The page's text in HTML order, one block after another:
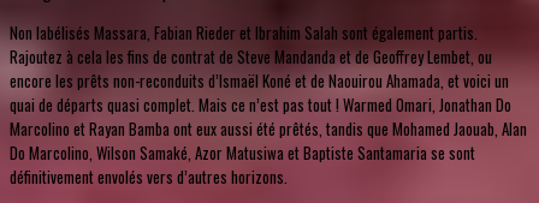
Non labélisés Massara, Fabian Rieder et Ibrahim Salah sont également partis.
Rajoutez à cela les fins de contrat de Steve Mandanda et de Geoffrey Lembet, ou
encore les prêts non-reconduits d’Ismaël Koné et de Naouirou Ahamada, et voici un
quai de départs quasi complet. Mais ce n’est pas tout ! Warmed Omari, Jonathan Do
Marcolino et Rayan Bamba ont eux aussi été prêtés, tandis que Mohamed Jaouab, Alan
Do Marcolino, Wilson Samaké, Azor Matusiwa et Baptiste Santamaria se sont
définitivement envolés vers d’autres horizons.